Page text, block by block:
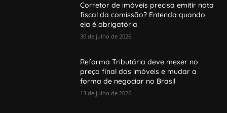
Corretor de imóveis precisa emitir nota
fiscal da comissão? Entenda quando
ela é obrigatória
30 de julho de 2026
Reforma Tributária deve mexer no
preço final dos imóveis e mudar a
forma de negociar no Brasil
13 de julho de 2026